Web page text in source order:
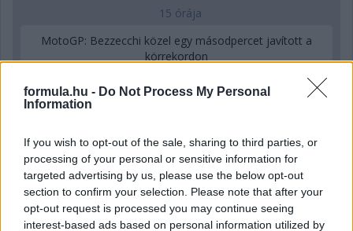
formula.hu - Do Not Process My Personal
Information
If you wish to opt-out of the sale, sharing to third parties, or
processing of your personal or sensitive information for
targeted advertising by us, please use the below opt-out
section to confirm your selection. Please note that after your
opt-out request is processed you may continue seeing
interest-based ads based on personal information utilized by
15 órája
MotoGP: Bezzecchi közel egy másodpercet javított a
körrekordon